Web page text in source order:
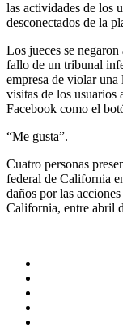
las actividades de los
desconectados de la
Los jueces se
fallo de un tribunal
empresa de violar una
visitas de los usuarios
Facebook como el
“Me gusta”.
Cuatro personas
federal de California
daños por las
California, entre abril